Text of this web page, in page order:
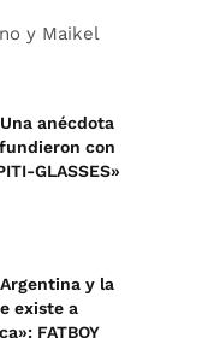
y Maikel
Una anécdota
con
GLASSES»
y la
existe a
FATBOY